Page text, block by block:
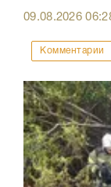
09.08.2026
Комментарии